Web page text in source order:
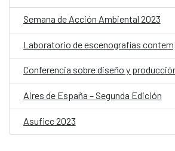
Semana de Acción Ambiental 2023
Laboratorio de escenografías
Aires de España – Segunda Edición
Asuficc 2023